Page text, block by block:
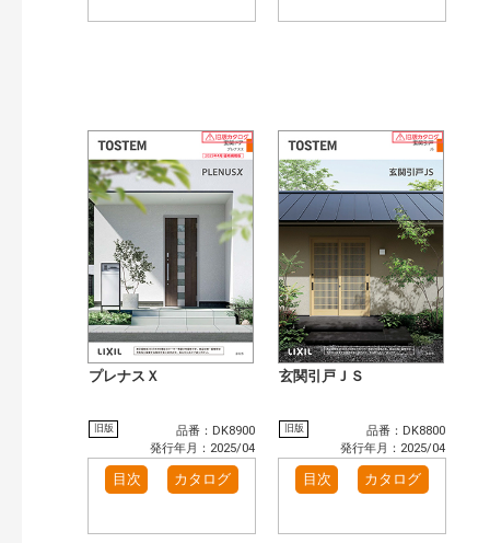
プレナスＸ
旧版
品番：DK8900
発行年月：2025/04
目次 カタログ
玄関引戸ＪＳ
旧版
品番：DK8800
発行年月：2025/04
目次 カタログ